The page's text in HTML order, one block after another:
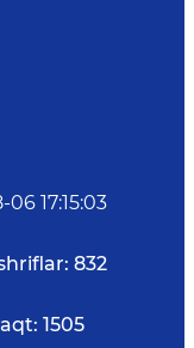
17:15:03
832
1505